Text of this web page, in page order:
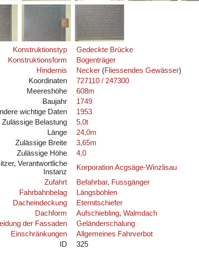
Konstruktionstyp
Gedeckte Brücke
Konstruktionsform
Bogenträger
Hindernis
Necker(Fliessendes Gewässer)
Koordinaten
727110 / 247300
Meereshöhe
608m
Baujahr
1749
wichtige Daten
1953
Zulässige Belastung
5,0t
Länge
24,0m
Zulässige Breite
3,65m
Zulässige Höhe
4,0
Verantwortliche
Instanz
Korporation Acgsäge-Winzlisau
Zufahrt
Befahrbar, Fussgänger
Fahrbahnbelag
Längsbohlen
Dacheindeckung
Eternitschiefer
Dachform
Aufschiebling, Walmdach
der Fassaden
Geländerschalung
Einschränkungen
Allgemeines Fahrverbot
ID
325